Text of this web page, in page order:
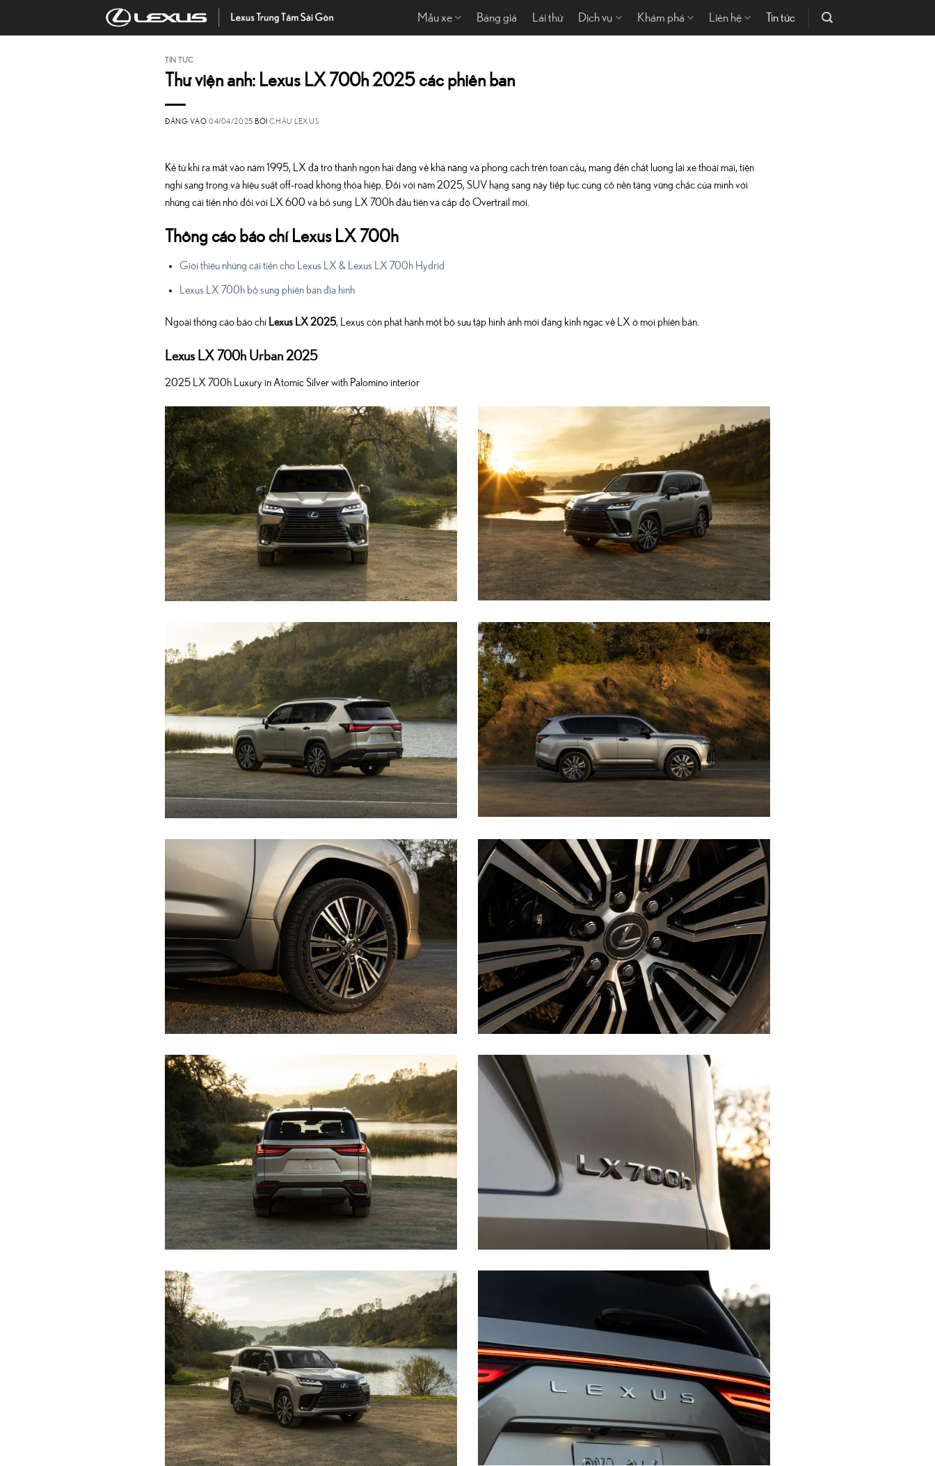
Mẫu xe Bảng giá Lái thử Dịch vụ Khám phá Liên hệ Tin tức
TIN TỨC
Thư viện ảnh: Lexus LX 700h 2025 các phiên bản
ĐĂNG VÀO04/04/2025 BỞICHÂU LEXUS
Kể từ khi ra mắt vào năm 1995, LX đã trở thành ngọn hải đăng về khả năng và phong cách trên toàn cầu, mang đến chất lượng lái xe thoải mái, tiện
nghi sang trọng và hiệu suất off-road không thỏa hiệp. Đối với năm 2025, SUV hạng sang này tiếp tục củng cố nền tảng vững chắc của mình với
những cải tiến nhỏ đối với LX 600 và bổ sung LX 700h đầu tiên và cấp độ Overtrail mới.
Thông cáo báo chí Lexus LX 700h
Giới thiệu những cải tiến cho Lexus LX & Lexus LX 700h Hydrid
Lexus LX 700h bổ sung phiên bản địa hình
Ngoài thông cáo báo chí Lexus LX 2025, Lexus còn phát hành một bộ sưu tập hình ảnh mới đáng kinh ngạc về LX ở mọi phiên bản.
Lexus LX 700h Urban 2025
2025 LX 700h Luxury in Atomic Silver with Palomino interior